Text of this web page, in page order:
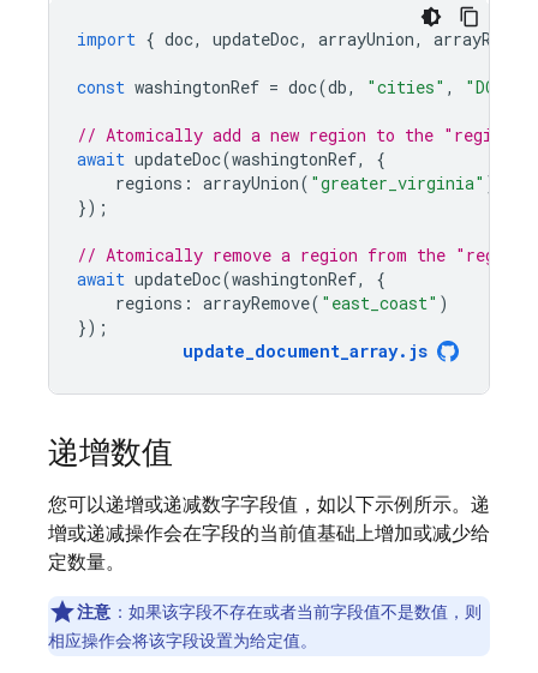
import { doc, updateDoc, arrayUnion,
const washingtonRef = doc(db, "cities" , "DC"
// Atomically add a new region to the
await updateDoc(washingtonRef,
{
regions : arrayUnion( "greater_virginia" )
});
// Atomically remove a region from the
await updateDoc(washingtonRef,
{
regions : arrayRemove( "east_coast" )
});
update_document_array. js
递增数值
您可以递增或递减数字字段值，如以下示例所示。递
增或递减操作会在字段的当前值基础上增加或减少给
定数量。
注意 ：如果该字段不存在或者当前字段值不是数值，则
相应操作会将该字段设置为给定值。